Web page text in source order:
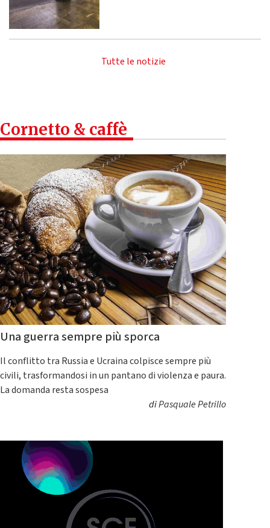
Tutte le notizie
Cornetto & caffè
Una guerra sempre più sporca
Il conflitto tra Russia e Ucraina colpisce sempre più
civili, trasformandosi in un pantano di violenza e paura.
La domanda resta sospesa
diPasquale Petrillo